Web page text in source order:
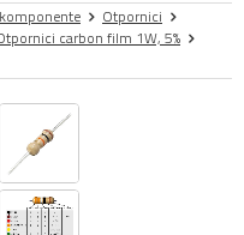
Otpornici
carbon film 1W, 5%